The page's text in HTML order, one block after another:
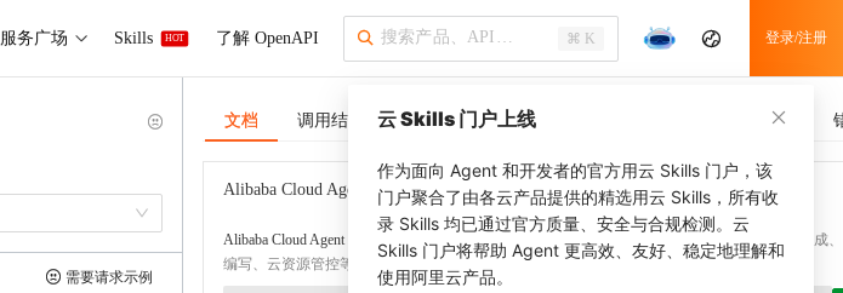
服务广场 Skills HOT 了解 OpenAPI ⌘ K 登录/注册
需要请求示例
文档 调用结果 SDK 示例 CLI 示例 调用历史
Alibaba Cloud Agent Toolkit 了解更多
Alibaba Cloud Agent Toolkit
提供 Agent 插件、技能、MCP 配置和验证工具，涵盖 SDK 代码生成、
编写、云资源管控等能力。通过 alibabacloud-agent-toolkit-install 技能可快速完成本地配置。
云 Skills 门户上线
作为面向 Agent 和开发者的官方用云 Skills 门户，该
门户聚合了由各云产品提供的精选用云 Skills，所有收
录 Skills 均已通过官方质量、安全与合规检测。云
Skills 门户将帮助 Agent 更高效、友好、稳定地理解和
使用阿里云产品。